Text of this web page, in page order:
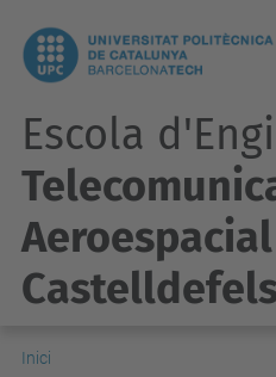
Escola
Inici